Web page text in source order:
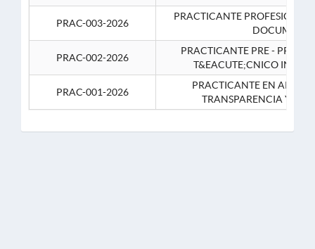
PRAC-003-2026
PRACTICANTE
PRAC-002-2026
PRACTICANTE PRE -
T&EACUTE;CNICO
PRAC-001-2026
PRACTICANTE EN APOYO
TRANSPARENCIA Y